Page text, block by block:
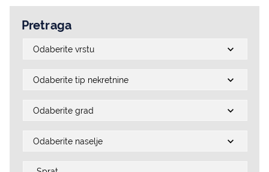
Pretraga
Odaberite vrstu
Odaberite tip nekretnine
Odaberite grad
Odaberite naselje